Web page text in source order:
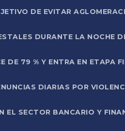
DE EVITAR
DURANTE LA NOCHE
DE 79 % Y ENTRA EN ETAPA
DIARIAS POR
EL SECTOR BANCARIO Y